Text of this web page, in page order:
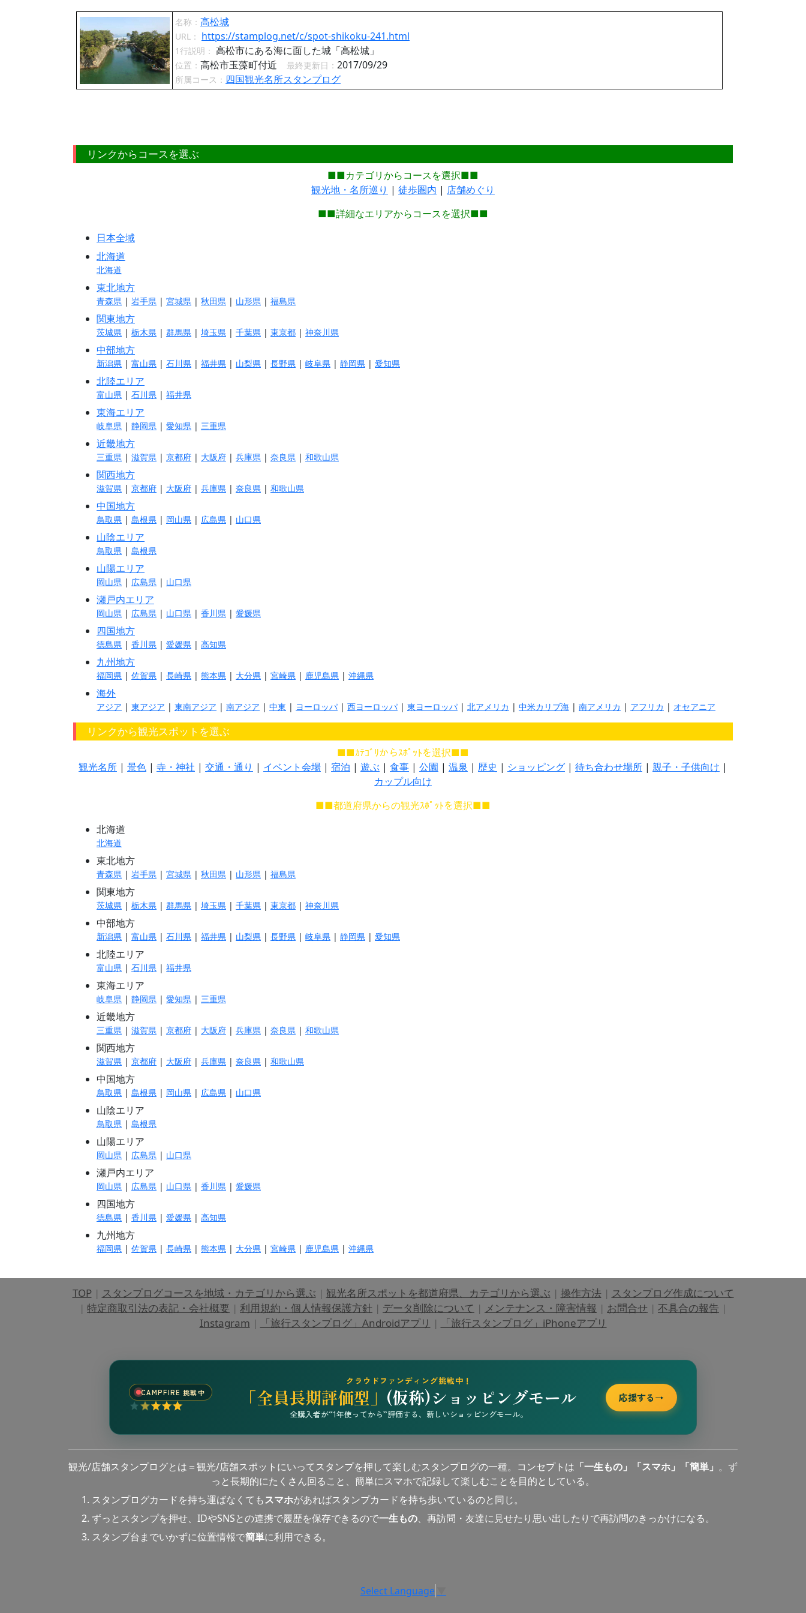
名称： 高松城
URL： https://stamplog.net/c/spot-shikoku-241.html
1行説明： 高松市にある海に面した城「高松城」
位置： 高松市玉藻町付近 最終更新日： 2017/09/29
所属コース： 四国観光名所スタンプログ
リンクからコースを選ぶ
■■カテゴリからコースを選択■■
観光地・名所巡り | 徒歩圏内 | 店舗めぐり
■■詳細なエリアからコースを選択■■
日本全域
北海道
北海道
東北地方
青森県 | 岩手県 | 宮城県 | 秋田県 | 山形県 | 福島県
関東地方
茨城県 | 栃木県 | 群馬県 | 埼玉県 | 千葉県 | 東京都 | 神奈川県
中部地方
新潟県 | 富山県 | 石川県 | 福井県 | 山梨県 | 長野県 | 岐阜県 | 静岡県 | 愛知県
北陸エリア
富山県 | 石川県 | 福井県
東海エリア
岐阜県 | 静岡県 | 愛知県 | 三重県
近畿地方
三重県 | 滋賀県 | 京都府 | 大阪府 | 兵庫県 | 奈良県 | 和歌山県
関西地方
滋賀県 | 京都府 | 大阪府 | 兵庫県 | 奈良県 | 和歌山県
中国地方
鳥取県 | 島根県 | 岡山県 | 広島県 | 山口県
山陰エリア
鳥取県 | 島根県
山陽エリア
岡山県 | 広島県 | 山口県
瀬戸内エリア
岡山県 | 広島県 | 山口県 | 香川県 | 愛媛県
四国地方
徳島県 | 香川県 | 愛媛県 | 高知県
九州地方
福岡県 | 佐賀県 | 長崎県 | 熊本県 | 大分県 | 宮崎県 | 鹿児島県 | 沖縄県
海外
アジア | 東アジア | 東南アジア | 南アジア | 中東 | ヨーロッパ | 西ヨーロッパ | 東ヨーロッパ | 北アメリカ | 中米カリブ海 | 南アメリカ | アフリカ | オセアニア
リンクから観光スポットを選ぶ
■■ｶﾃｺﾞﾘからｽﾎﾟｯﾄを選択■■
観光名所 | 景色 | 寺・神社 | 交通・通り | イベント会場 | 宿泊 | 遊ぶ | 食事 | 公園 | 温泉 | 歴史 | ショッピング | 待ち合わせ場所 | 親子・子供向け |
カップル向け
■■都道府県からの観光ｽﾎﾟｯﾄを選択■■
北海道
北海道
東北地方
青森県 | 岩手県 | 宮城県 | 秋田県 | 山形県 | 福島県
関東地方
茨城県 | 栃木県 | 群馬県 | 埼玉県 | 千葉県 | 東京都 | 神奈川県
中部地方
新潟県 | 富山県 | 石川県 | 福井県 | 山梨県 | 長野県 | 岐阜県 | 静岡県 | 愛知県
北陸エリア
富山県 | 石川県 | 福井県
東海エリア
岐阜県 | 静岡県 | 愛知県 | 三重県
近畿地方
三重県 | 滋賀県 | 京都府 | 大阪府 | 兵庫県 | 奈良県 | 和歌山県
関西地方
滋賀県 | 京都府 | 大阪府 | 兵庫県 | 奈良県 | 和歌山県
中国地方
鳥取県 | 島根県 | 岡山県 | 広島県 | 山口県
山陰エリア
鳥取県 | 島根県
山陽エリア
岡山県 | 広島県 | 山口県
瀬戸内エリア
岡山県 | 広島県 | 山口県 | 香川県 | 愛媛県
四国地方
徳島県 | 香川県 | 愛媛県 | 高知県
九州地方
福岡県 | 佐賀県 | 長崎県 | 熊本県 | 大分県 | 宮崎県 | 鹿児島県 | 沖縄県
TOP| スタンプログコースを地域・カテゴリから選ぶ | 観光名所スポットを都道府県、カテゴリから選ぶ | 操作方法| スタンプログ作成について
| 特定商取引法の表記・会社概要 | 利用規約・個人情報保護方針 | データ削除について | メンテナンス・障害情報 | お問合せ | 不具合の報告 |
Instagram | 「旅行スタンプログ」Androidアプリ | 「旅行スタンプログ」iPhoneアプリ
CAMPFIRE 挑戦中
クラウドファンディング挑戦中！
「全員長期評価型」 (仮称)ショッピングモール
全購入者が“1年使ってから”評価する、新しいショッピングモール。
応援する→
観光/店舗スタンプログとは＝観光/店舗スポットにいってスタンプを押して楽しむスタンプログの一種。コンセプトは 「一生もの」「スマホ」「簡単」 。ず
っと長期的にたくさん回ること、簡単にスマホで記録して楽しむことを目的としている。
スタンプログカードを持ち運ばなくてもスマホがあればスタンプカードを持ち歩いているのと同じ。
ずっとスタンプを押せ、IDやSNSとの連携で履歴を保存できるので一生もの、再訪問・友達に見せたり思い出したりで再訪問のきっかけになる。
スタンプ台までいかずに位置情報で簡単に利用できる。
Select Language